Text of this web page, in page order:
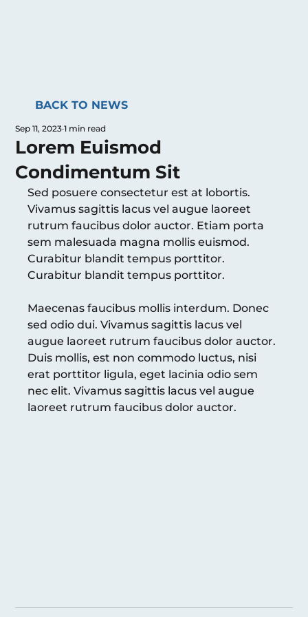
BACK TO NEWS
Lorem Euismod
Condimentum Sit
Sep 11, 2023 1 min read
Sed posuere consectetur est at lobortis.
Vivamus sagittis lacus vel augue laoreet
rutrum faucibus dolor auctor. Etiam porta
sem malesuada magna mollis euismod.
Curabitur blandit tempus porttitor.
Curabitur blandit tempus porttitor.
Maecenas faucibus mollis interdum. Donec
sed odio dui. Vivamus sagittis lacus vel
augue laoreet rutrum faucibus dolor auctor.
Duis mollis, est non commodo luctus, nisi
erat porttitor ligula, eget lacinia odio sem
nec elit. Vivamus sagittis lacus vel augue
laoreet rutrum faucibus dolor auctor.